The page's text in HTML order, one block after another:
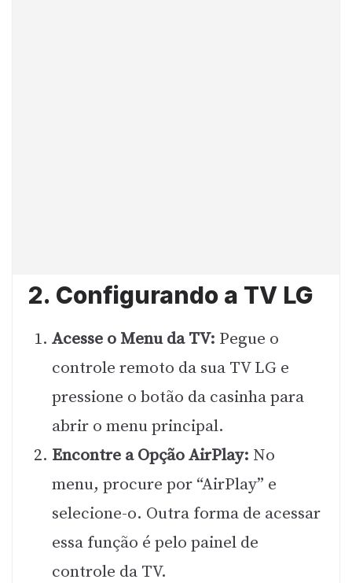
2. Configurando a TV LG
Acesse o Menu da TV: Pegue o
controle remoto da sua TV LG e
pressione o botão da casinha para
abrir o menu principal.
Encontre a Opção AirPlay: No
menu, procure por “AirPlay” e
selecione-o. Outra forma de acessar
essa função é pelo painel de
controle da TV.